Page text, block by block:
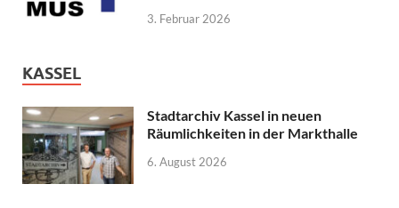
3. Februar 2026
KASSEL
Stadtarchiv Kassel in neuen
Räumlichkeiten in der Markthalle
6. August 2026